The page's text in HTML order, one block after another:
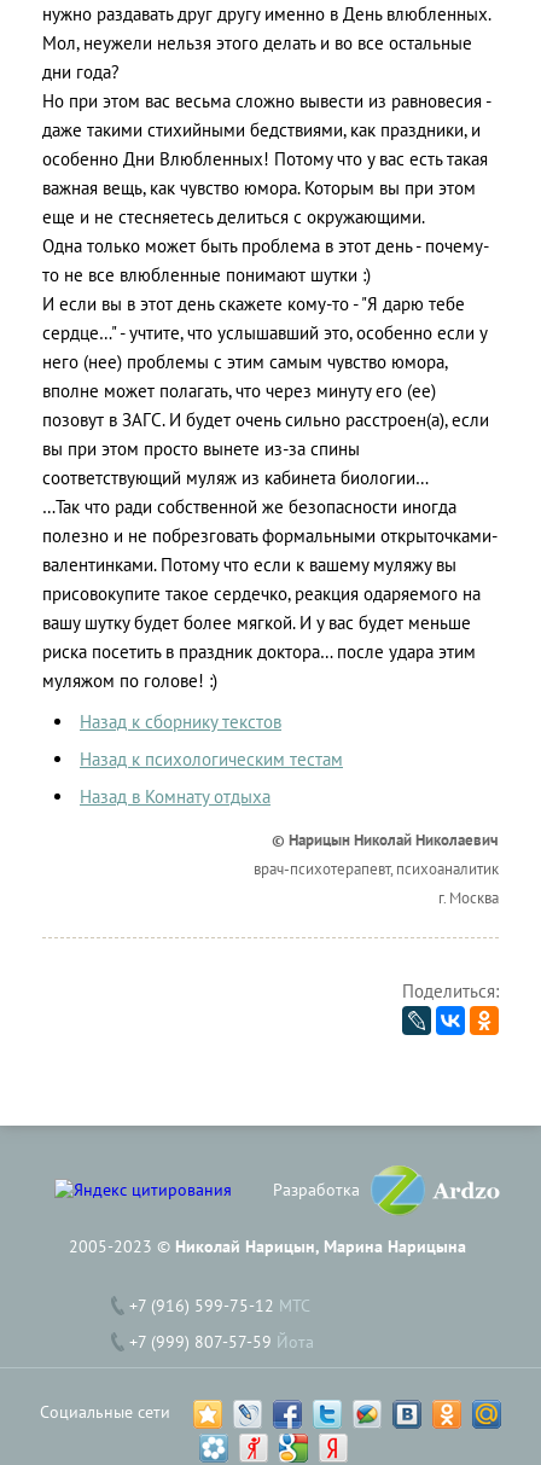
нужно раздавать друг другу именно в День влюбленных.
Мол, неужели нельзя этого делать и во все остальные
дни года?
Но при этом вас весьма сложно вывести из равновесия -
даже такими стихийными бедствиями, как праздники, и
особенно Дни Влюбленных! Потому что у вас есть такая
важная вещь, как чувство юмора. Которым вы при этом
еще и не стесняетесь делиться с окружающими.
Одна только может быть проблема в этот день - почему-
то не все влюбленные понимают шутки :)
И если вы в этот день скажете кому-то - "Я дарю тебе
сердце…" - учтите, что услышавший это, особенно если у
него (нее) проблемы с этим самым чувство юмора,
вполне может полагать, что через минуту его (ее)
позовут в ЗАГС. И будет очень сильно расстроен(а), если
вы при этом просто вынете из-за спины
соответствующий муляж из кабинета биологии…
…Так что ради собственной же безопасности иногда
полезно и не побрезговать формальными открыточками-
валентинками. Потому что если к вашему муляжу вы
присовокупите такое сердечко, реакция одаряемого на
вашу шутку будет более мягкой. И у вас будет меньше
риска посетить в праздник доктора… после удара этим
муляжом по голове! :)
Назад к сборнику текстов
Назад к психологическим тестам
Назад в Комнату отдыха
© Нарицын Николай Николаевич
врач-психотерапевт, психоаналитик
г. Москва
Поделиться:
Разработка
2005-2023 © Николай Нарицын, Марина Нарицына
+7 (916) 599-75-12 МТС
+7 (999) 807-57-59 Йота
Социальные сети